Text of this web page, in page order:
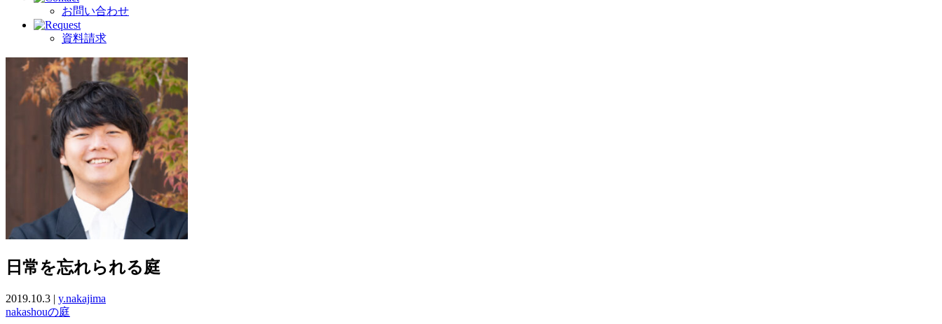
お問い合わせ
資料請求
日常を忘れられる庭
2019.10.3 | y.nakajima
nakashouの庭